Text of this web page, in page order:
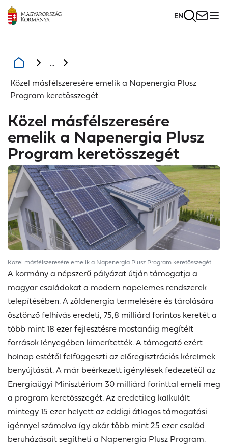
EN
...
Közel másfélszeresére emelik a Napenergia Plusz
Program keretösszegét
Közel másfélszeresére
emelik a Napenergia Plusz
Program keretösszegét
Közel másfélszeresére emelik a Napenergia Plusz Program keretösszegét
A kormány a népszerű pályázat útján támogatja a
magyar családokat a modern napelemes rendszerek
telepítésében. A zöldenergia termelésére és tárolására
ösztönző felhívás eredeti, 75,8 milliárd forintos keretét a
több mint 18 ezer fejlesztésre mostanáig megítélt
források lényegében kimerítették. A támogató ezért
holnap estétől felfüggeszti az előregisztrációs kérelmek
benyújtását. A már beérkezett igénylések fedezetéül az
Energiaügyi Minisztérium 30 milliárd forinttal emeli meg
a program keretösszegét. Az eredetileg kalkulált
mintegy 15 ezer helyett az eddigi átlagos támogatási
igénnyel számolva így akár több mint 25 ezer család
beruházásait segítheti a Napenergia Plusz Program.